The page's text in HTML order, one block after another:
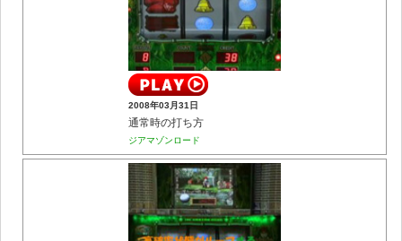
2008年03月31日
通常時の打ち方
ジアマゾンロード